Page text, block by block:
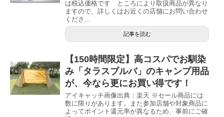
は税込価格です ところにより取扱商品が異なり
ますので、詳しくはお近くの店舗にお問い合わせ
くださ...
記事を読む
【150時間限定】高コスパでお馴染
み「タラスブルバ」のキャンプ用品
が、今なら更にお買い得です！
アイキャッチ画像出典：楽天 ※セール商品には
数に限りがあります。また参加店舗や対象商品に
よってポイント還元率が異なるため、事前にご確